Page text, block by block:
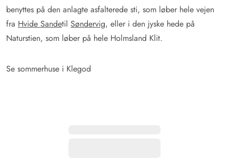
benyttes på den anlagte asfalterede sti, som løber hele vejen
fra Hvide Sandetil Søndervig, eller i den jyske hede på
Naturstien, som løber på hele Holmsland Klit.
Se sommerhuse i Klegod